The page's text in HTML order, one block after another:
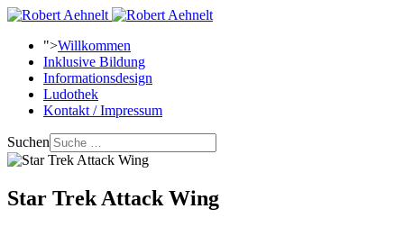
">Willkommen
Inklusive Bildung
Informationsdesign
Ludothek
Kontakt / Impressum
Suchen
Star Trek Attack Wing